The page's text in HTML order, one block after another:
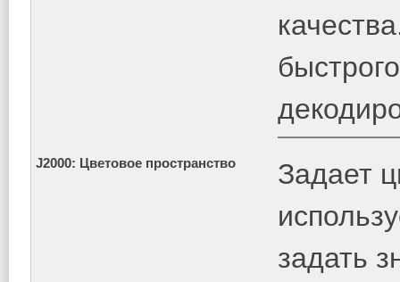
J2000: Цветовое пространство
Задает
задать